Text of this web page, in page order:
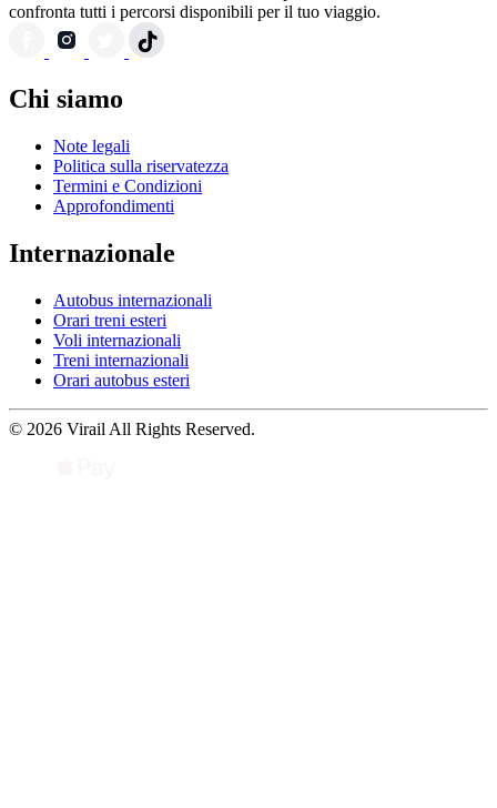
confronta tutti i percorsi disponibili per il tuo viaggio.
Chi siamo
Note legali
Politica sulla riservatezza
Termini e Condizioni
Approfondimenti
Internazionale
Autobus internazionali
Orari treni esteri
Voli internazionali
Treni internazionali
Orari autobus esteri
© 2026 Virail All Rights Reserved.